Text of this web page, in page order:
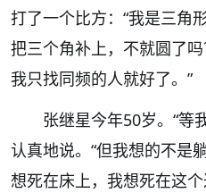
打了一个比方：“我是三角
把三个角补上，不就圆了
我只找同频的人就好了。”
张继星今年50岁。“等
认真地说。“但我想的不是
想死在床上，我想死在这